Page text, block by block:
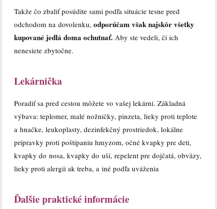
Takže čo zbaliť posúdite sami podľa situácie tesne pred
odchodom na dovolenku, odporúčam však najskôr všetky
kupované jedlá doma ochutnať. Aby ste vedeli, či ich
nenesiete zbytočne.
Lekárnička
Poradiť sa pred cestou môžete vo vašej lekárni. Základná
výbava: teplomer, malé nožničky, pinzeta, lieky proti teplote
a hnačke, leukoplasty, dezinfekčný prostriedok, lokálne
prípravky proti poštípaniu hmyzom, očné kvapky pre deti,
kvapky do nosa, kvapky do uší, repelent pre dojčatá, obväzy,
lieky proti alergii ak treba, a iné podľa uváženia
Ďalšie praktické informácie